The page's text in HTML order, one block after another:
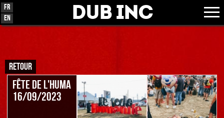
Dub Inc
Fr
En
RETOUR
Fête de l'huma
16/09/2023